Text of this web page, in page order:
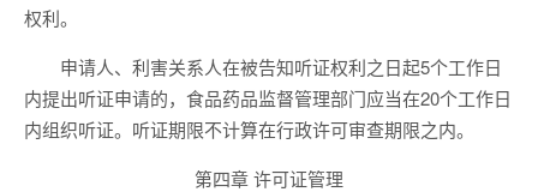
权利。
申请人、利害关系人在被告知听证权利之日起5个工作日
内提出听证申请的，食品药品监督管理部门应当在20个工作日
内组织听证。听证期限不计算在行政许可审查期限之内。
第四章 许可证管理